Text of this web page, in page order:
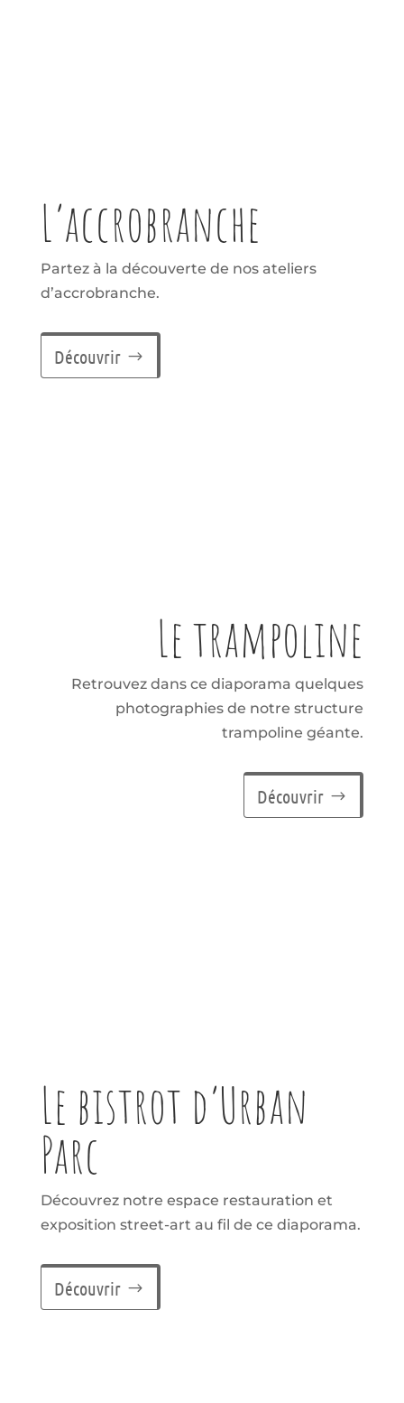
L’accrobranche
Partez à la découverte de nos ateliers
d’accrobranche.
Découvrir
Le trampoline
Retrouvez dans ce diaporama quelques
photographies de notre structure
trampoline géante.
Découvrir
Le bistrot d’Urban
Parc
Découvrez notre espace restauration et
exposition street-art au fil de ce diaporama.
Découvrir